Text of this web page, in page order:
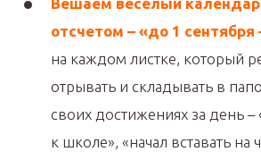
отсчетом – «до 1 сентября
на каждом листке, который
отрывать и складывать в
своих достижениях за день –
к школе», «начал вставать на